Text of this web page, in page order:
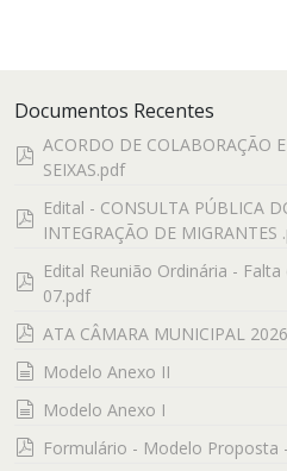
Documentos Recentes
pdf
ACORDO DE COLABORAÇÃO
SEIXAS.pdf
pdf
Edital - CONSULTA PÚBLICA
INTEGRAÇÃO DE MIGRANTES
pdf
Edital Reunião Ordinária -
07.pdf
pdf
ATA CÂMARA MUNICIPAL
documento
Modelo Anexo II
documento
Modelo Anexo I
pdf
Formulário - Modelo Proposta